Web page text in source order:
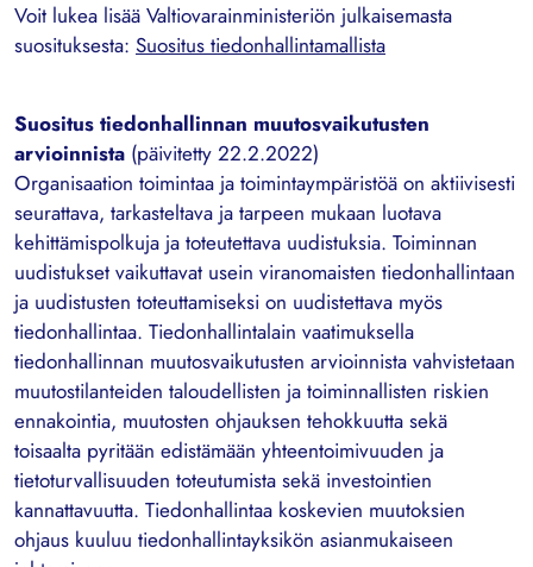
Voit lukea lisää Valtiovarainministeriön julkaisemasta
suosituksesta: Suositus tiedonhallintamallista
Suositus tiedonhallinnan muutosvaikutusten
arvioinnista (päivitetty 22.2.2022)
Organisaation toimintaa ja toimintaympäristöä on aktiivisesti
seurattava, tarkasteltava ja tarpeen mukaan luotava
kehittämispolkuja ja toteutettava uudistuksia. Toiminnan
uudistukset vaikuttavat usein viranomaisten tiedonhallintaan
ja uudistusten toteuttamiseksi on uudistettava myös
tiedonhallintaa. Tiedonhallintalain vaatimuksella
tiedonhallinnan muutosvaikutusten arvioinnista vahvistetaan
muutostilanteiden taloudellisten ja toiminnallisten riskien
ennakointia, muutosten ohjauksen tehokkuutta sekä
toisaalta pyritään edistämään yhteentoimivuuden ja
tietoturvallisuuden toteutumista sekä investointien
kannattavuutta. Tiedonhallintaa koskevien muutoksien
ohjaus kuuluu tiedonhallintayksikön asianmukaiseen